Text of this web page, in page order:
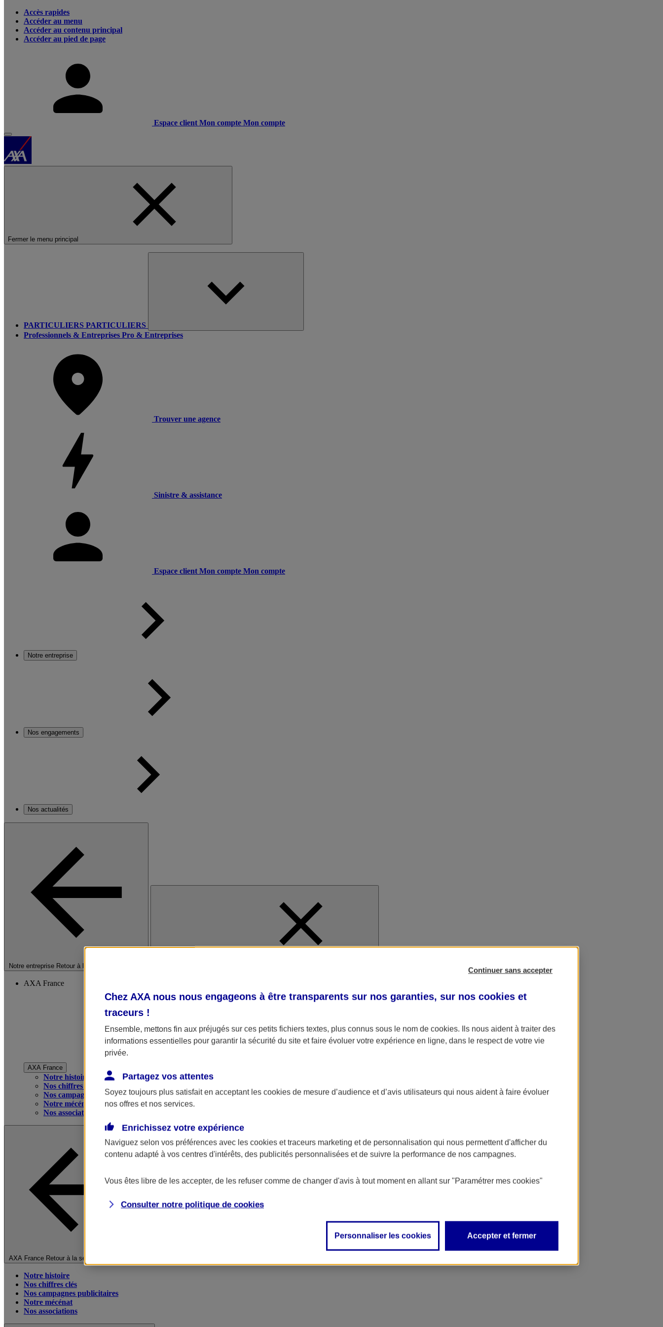
Accès rapides
Accéder au menu
Accéder au contenu principal
Accéder au pied de page
Espace client Mon compte Mon compte
Fermer le menu principal
PARTICULIERS PARTICULIERS
Professionnels & Entreprises Pro & Entreprises
Trouver une agence
Sinistre & assistance
Espace client Mon compte Mon compte
Notre entreprise
Nos engagements
Nos actualités
Notre entreprise Retour à la section précédente
AXA France
AXA France
Notre histoire
Nos chiffres clés
Nos campagnes publicitaires
Notre mécénat
Nos associations
AXA France Retour à la section précédente
Notre histoire
Nos chiffres clés
Nos campagnes publicitaires
Notre mécénat
Nos associations
Continuer sans accepter
Chez AXA nous nous engageons à être transparents sur nos garanties, sur nos cookies et
traceurs !
Ensemble, mettons fin aux préjugés sur ces petits fichiers textes, plus connus sous le nom de cookies. Ils nous aident à traiter des
informations essentielles pour garantir la sécurité du site et faire évoluer votre expérience en ligne, dans le respect de votre vie
privée.
Partagez vos attentes
Soyez toujours plus satisfait en acceptant les cookies de mesure d’audience et d’avis utilisateurs qui nous aident à faire évoluer
nos offres et nos services.
Enrichissez votre expérience
Naviguez selon vos préférences avec les cookies et traceurs marketing et de personnalisation qui nous permettent d'afficher du
contenu adapté à vos centres d'intérêts, des publicités personnalisées et de suivre la performance de nos campagnes.
Vous êtes libre de les accepter, de les refuser comme de changer d'avis à tout moment en allant sur "Paramétrer mes cookies"
Consulter notre politique de cookies
Personnaliser les cookies Accepter et fermer